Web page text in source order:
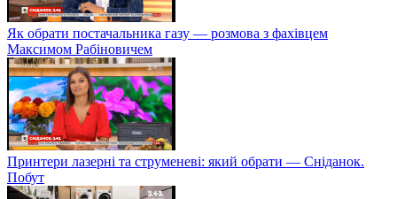
Як обрати постачальника газу — розмова з фахівцем
Максимом Рабіновичем
Принтери лазерні та струменеві: який обрати — Сніданок.
Побут